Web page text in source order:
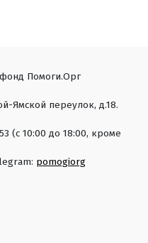
Помоги.Орг
Ямской переулок, д.18.
(с 10:00 до 18:00, кроме
pomogiorg